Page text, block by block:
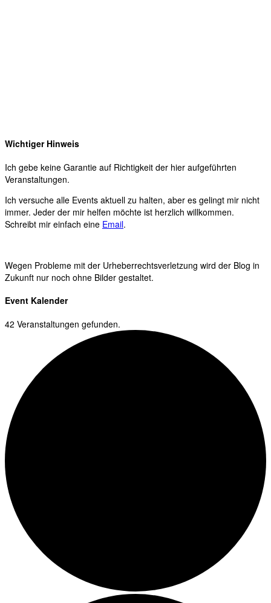
Wichtiger Hinweis
Ich gebe keine Garantie auf Richtigkeit der hier aufgeführten
Veranstaltungen.
Ich versuche alle Events aktuell zu halten, aber es gelingt mir nicht
immer. Jeder der mir helfen möchte ist herzlich willkommen.
Schreibt mir einfach eine Email.
Wegen Probleme mit der Urheberrechtsverletzung wird der Blog in
Zukunft nur noch ohne Bilder gestaltet.
Event Kalender
42 Veranstaltungen gefunden.